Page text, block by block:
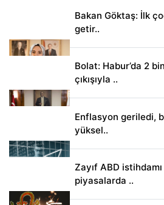
Bakan Göktaş: İlk
getir..
Bolat: Habur’da 2
çıkışıyla ..
Enflasyon geriledi,
yüksel..
Zayıf ABD
piyasalarda ..